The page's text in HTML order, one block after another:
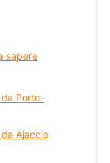
sapere
Porto-
Ajaccio